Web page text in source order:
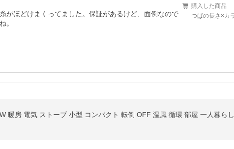
がほどけまくってました。保証があるけど、面倒なので
。
購入した商品
つばの長さ×カ
暖房 電気 ストーブ 小型 コンパクト 転倒 OFF 温風 循環 部屋 一人暮ら